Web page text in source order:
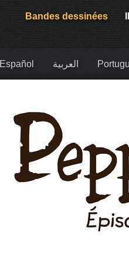
Bandes dessinées
Español العربية